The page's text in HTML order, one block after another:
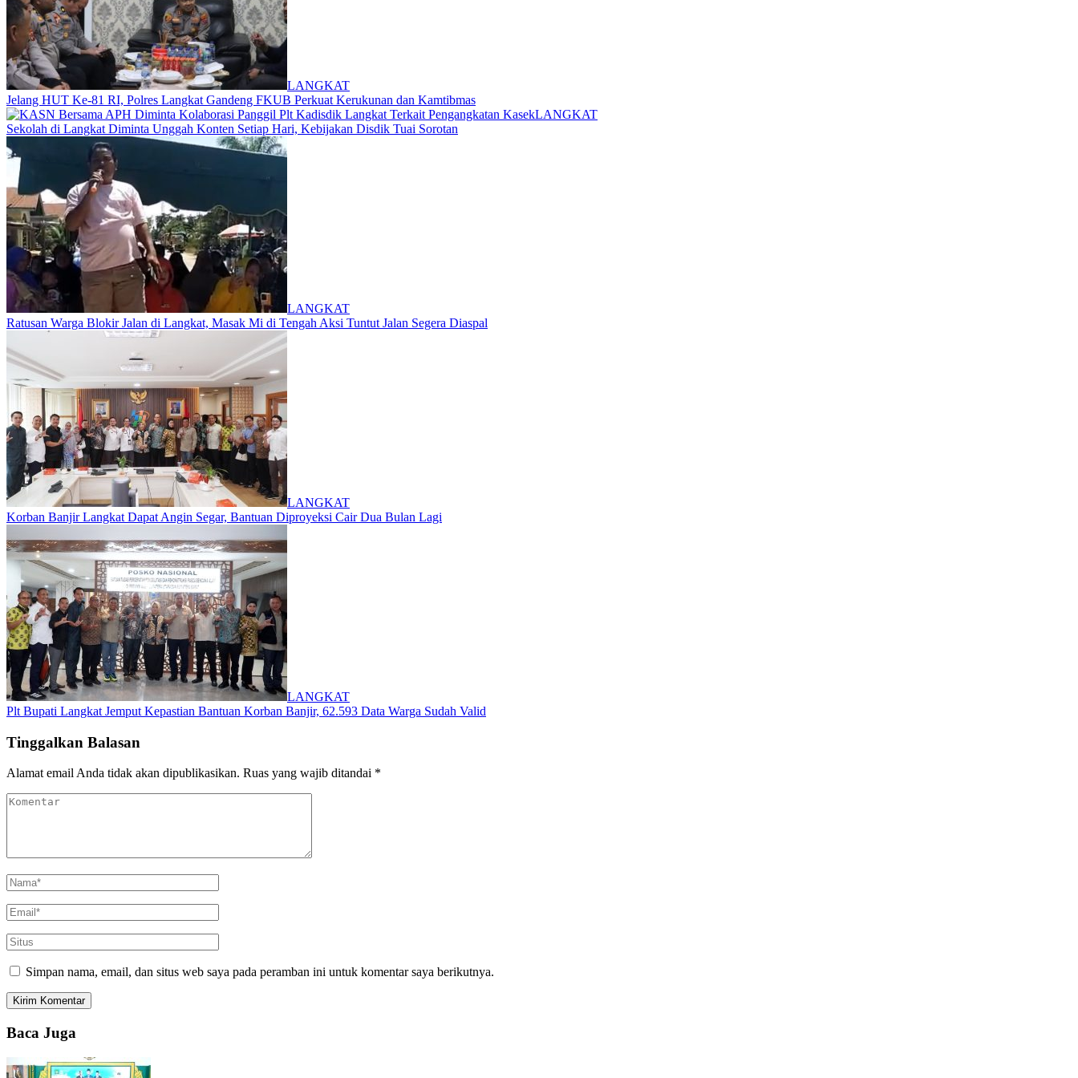
LANGKAT
Jelang HUT Ke-81 RI, Polres Langkat Gandeng FKUB Perkuat Kerukunan dan Kamtibmas
LANGKAT
Sekolah di Langkat Diminta Unggah Konten Setiap Hari, Kebijakan Disdik Tuai Sorotan
LANGKAT
Ratusan Warga Blokir Jalan di Langkat, Masak Mi di Tengah Aksi Tuntut Jalan Segera Diaspal
LANGKAT
Korban Banjir Langkat Dapat Angin Segar, Bantuan Diproyeksi Cair Dua Bulan Lagi
LANGKAT
Plt Bupati Langkat Jemput Kepastian Bantuan Korban Banjir, 62.593 Data Warga Sudah Valid
Tinggalkan Balasan
Alamat email Anda tidak akan dipublikasikan. Ruas yang wajib ditandai *
Simpan nama, email, dan situs web saya pada peramban ini untuk komentar saya berikutnya.
Baca Juga